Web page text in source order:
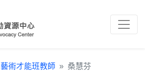
藝術才能班教師 桑慧芬